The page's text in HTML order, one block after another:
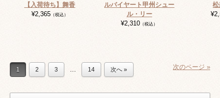
【入荷待ち】舞香
¥2,365（税込）
ルバイヤート甲州シュー
ル・リー
¥2,310 （税込）
次のページ »
1 2 3 … 14 次へ »